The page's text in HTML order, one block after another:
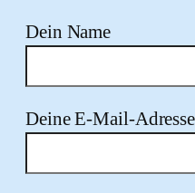
Dein Name
Deine E-Mail-Adresse